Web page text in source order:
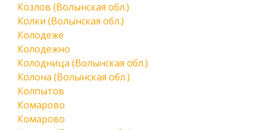
Козлов (Волынская обл.)
Колки (Волынская обл.)
Колодеже
Колодежно
Колодница (Волынская обл.)
Колона (Волынская обл.)
Колпытов
Комарово
Комарово